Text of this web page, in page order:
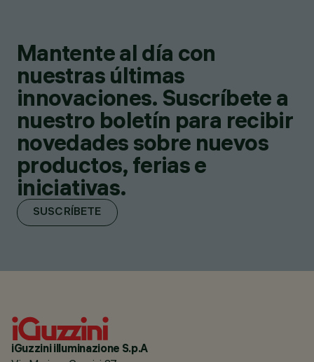
Mantente al día con
nuestras últimas
innovaciones. Suscríbete a
nuestro boletín para recibir
novedades sobre nuevos
productos, ferias e
iniciativas.
SUSCRÍBETE
iGuzzini illuminazione S.p.A